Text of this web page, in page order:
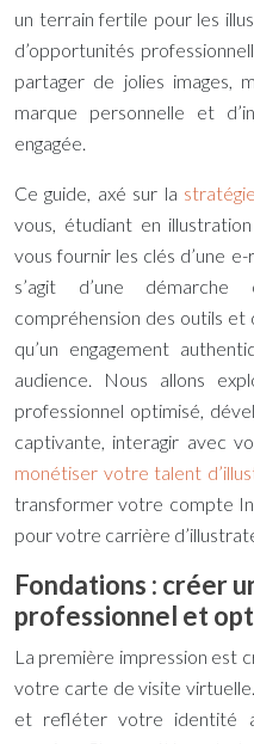
un terrain fertile pour les
d’opportunités
partager de jolies images,
marque personnelle et
engagée.
Ce guide, axé sur la
vous, étudiant en
vous fournir les clés d’une
s’agit d’une
compréhension des outils
qu’un engagement
audience. Nous allons
professionnel optimisé,
captivante, interagir avec
monétiser votre talent
transformer votre compte
pour votre carrière
Fondations : créer
professionnel et
La première impression est
votre carte de visite
et refléter votre identité